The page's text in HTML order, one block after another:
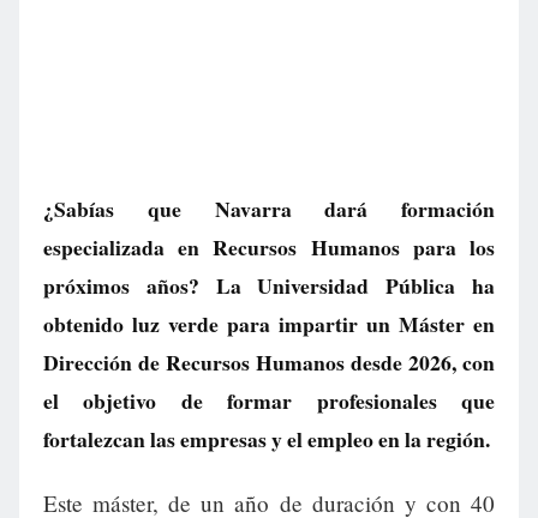
¿Sabías que Navarra dará formación
especializada en Recursos Humanos para los
próximos años? La Universidad Pública ha
obtenido luz verde para impartir un Máster en
Dirección de Recursos Humanos desde 2026, con
el objetivo de formar profesionales que
fortalezcan las empresas y el empleo en la región.
Este máster, de un año de duración y con 40